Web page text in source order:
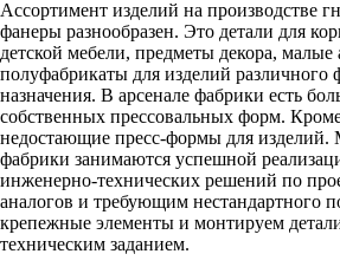
Ассортимент изделий на производстве
фанеры разнообразен. Это детали для
детской мебели, предметы декора,
полуфабрикаты для изделий различного
назначения. В арсенале фабрики есть
собственных прессовальных форм.
недостающие пресс-формы для изделий.
фабрики занимаются успешной
инженерно-технических решений по
аналогов и требующим нестандартного
крепежные элементы и монтируем
техническим заданием.